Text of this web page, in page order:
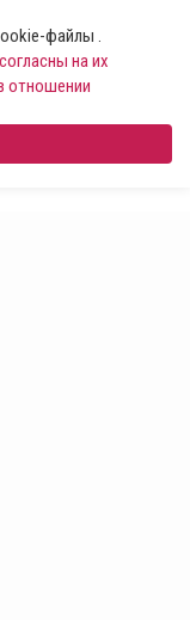
файлы .
согласны на их
отношении